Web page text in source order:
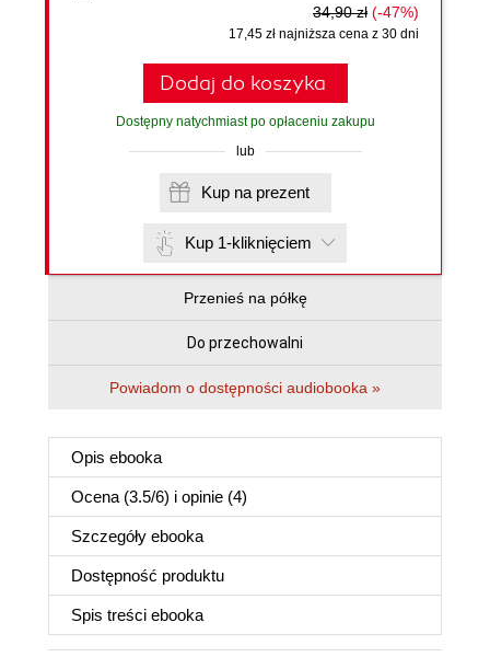
34,90 zł (-47%)
17,45 zł najniższa cena z 30 dni
Dodaj do koszyka
Dostępny natychmiast po opłaceniu zakupu
lub
Kup na prezent
Kup 1-kliknięciem
Przenieś na półkę
Do przechowalni
Powiadom o dostępności audiobooka »
Opis ebooka
Ocena (3.5/6) i opinie (4)
Szczegóły ebooka
Dostępność produktu
Spis treści ebooka